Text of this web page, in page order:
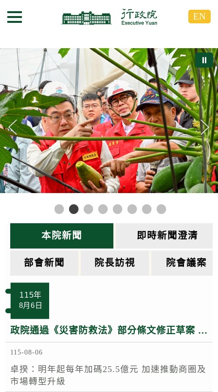
到
塊
G
o
T
o
C
e
n
t
e
r
b
l
到
塊
選單按鈕 EN
⏸
本院新聞 即時新聞澄清
部會新聞 院長訪視 院會議案
115年
8月6日
政院通過《災害防救法》部分條文修正草案 落實專業導向、專人負責、專職防災
115-08-06
卓揆：明年起每年加碼25.5億元 加速推動商圈及
市場轉型升級